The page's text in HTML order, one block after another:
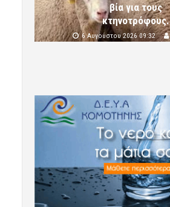
βία για τους
κτηνοτρόφους.
6 Αυγούστου 2026 09:32